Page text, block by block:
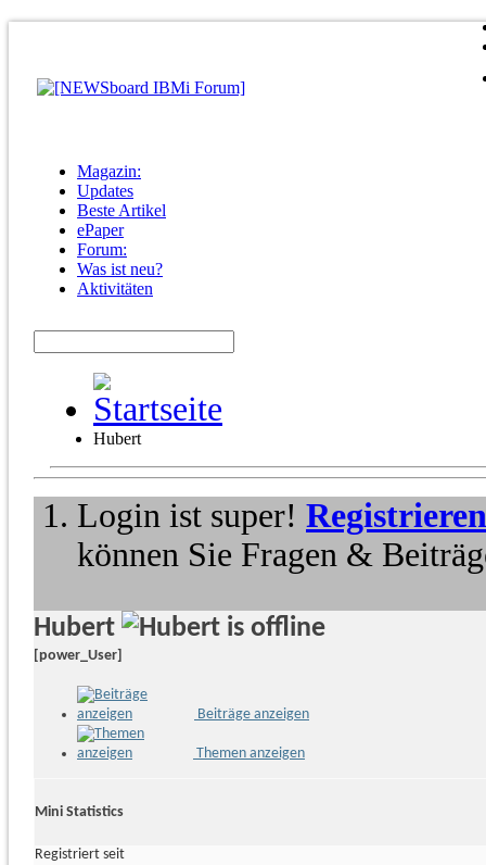
Magazin:
Updates
Beste Artikel
ePaper
Forum:
Was ist neu?
Aktivitäten
Hubert
Login ist super! Registrieren
können Sie Fragen &
Hubert
[power_User]
Beiträge anzeigen
Themen anzeigen
Mini Statistics
Registriert seit